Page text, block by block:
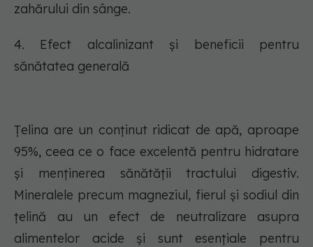
zahărului din sânge.
4. Efect alcalinizant și beneficii pentru
sănătatea generală
Țelina are un conținut ridicat de apă, aproape
95%, ceea ce o face excelentă pentru hidratare
și menținerea sănătății tractului digestiv.
Mineralele precum magneziul, fierul și sodiul din
țelină au un efect de neutralizare asupra
alimentelor acide și sunt esențiale pentru